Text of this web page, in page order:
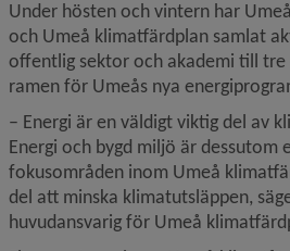
Under hösten och vintern har
och Umeå klimatfärdplan samlat
offentlig sektor och akademi till
ramen för Umeås nya
– Energi är en väldigt viktig del av
Energi och bygd miljö är dessutom
fokusområden inom Umeå
del att minska klimatutsläppen,
huvudansvarig för Umeå